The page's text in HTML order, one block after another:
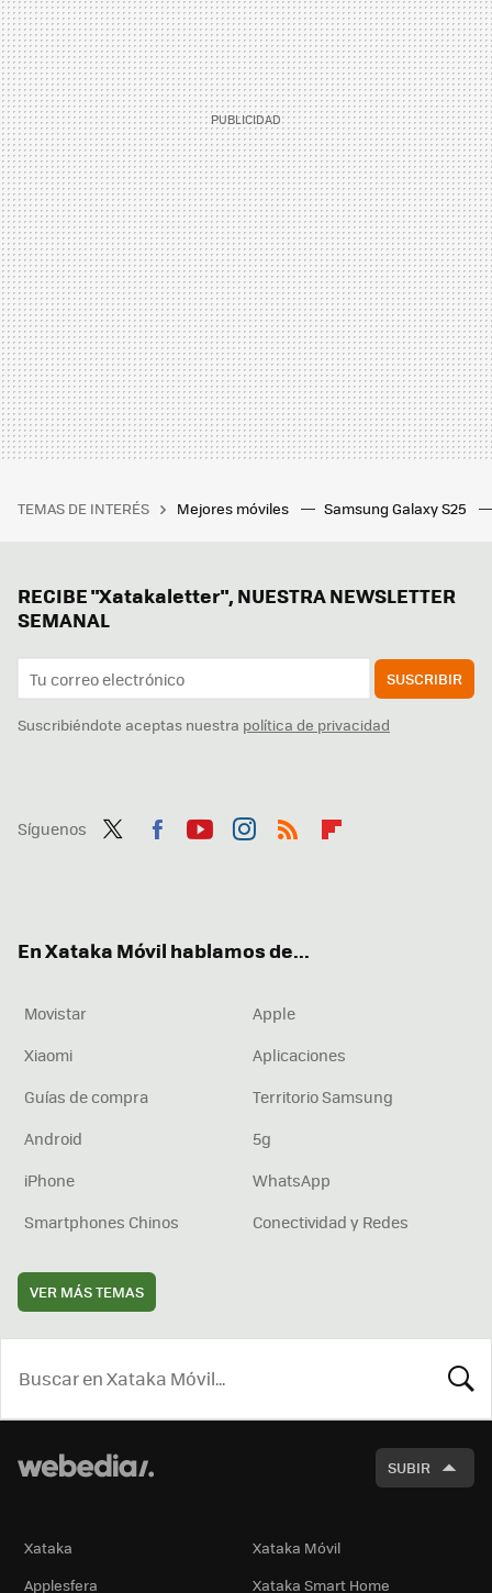
TEMAS DE INTERÉS Mejores móviles Samsung Galaxy S25
RECIBE "Xatakaletter", NUESTRA NEWSLETTER
SEMANAL
SUSCRIBIR
Suscribiéndote aceptas nuestra política de privacidad
Síguenos
En Xataka Móvil hablamos de...
Movistar
Apple
Xiaomi
Aplicaciones
Guías de compra
Territorio Samsung
Android
5g
iPhone
WhatsApp
Smartphones Chinos
Conectividad y Redes
VER MÁS TEMAS
SUBIR
Xataka
Xataka Móvil
Applesfera
Xataka Smart Home